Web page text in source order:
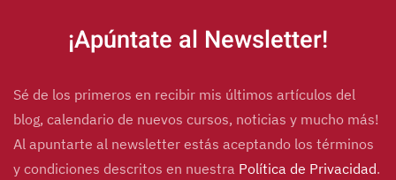
¡Apúntate al Newsletter!
Sé de los primeros en recibir mis últimos artículos del
blog, calendario de nuevos cursos, noticias y mucho más!
Al apuntarte al newsletter estás aceptando los términos
y condiciones descritos en nuestra Política de Privacidad.